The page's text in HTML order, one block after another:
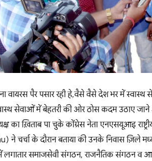
वायरस पैर पसार रही हे,वैसे वैसे देश भर में
सेवाओं में बेहतरी की ओर ठोस कदम उठाए
का ख़िताब पा चुके कोंग्रेस नेता एनएसयूआइ
चर्चा के दौरान बताया की उनके निवास ज़िले
समाजसेवी संगठन, राजनैतिक संगठन व